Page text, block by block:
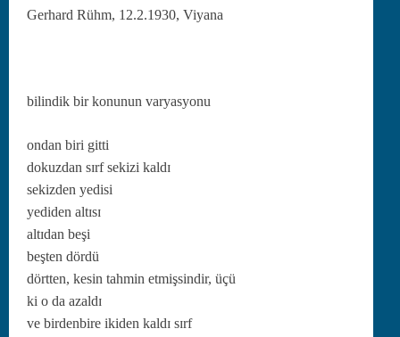
Ger­hard Rühm, 12.2.1930, Viyana
bilindik bir konunun varyasyonu
ondan biri gitti
dokuz­dan sɪrf sek­izi kaldɪ
sek­iz­den yedisi
yedi­den altɪsɪ
altɪ­dan beşi
beşten dördü
dört­ten, kesin tah­min etmişsindir, üçü
ki o da azaldɪ
ve bir­d­en­bire iki­den kaldɪ sɪrf